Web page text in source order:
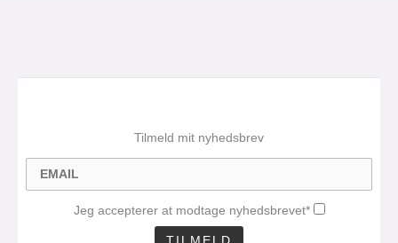
Tilmeld mit nyhedsbrev
Jeg accepterer at modtage nyhedsbrevet*